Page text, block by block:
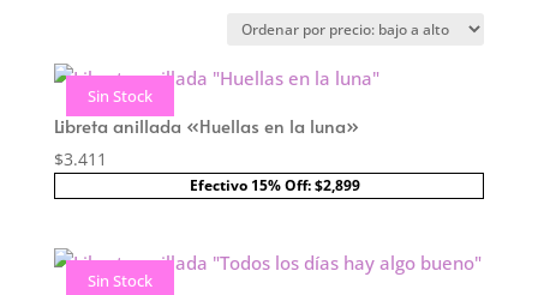
precio:
bajo
alto
Sin Stock
Libreta anillada «Huellas en la luna»
$3.411
Efectivo 15% Off: $2,899
Sin Stock